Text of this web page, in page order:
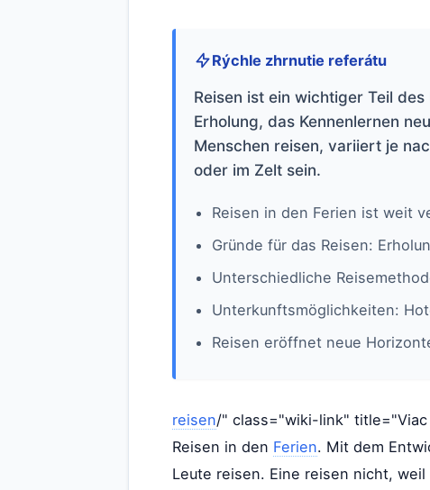
Rýchle zhrnutie referátu
Reisen ist ein wichtiger Teil
Erholung, das Kennenlernen
Menschen reisen, variiert je
oder im Zelt sein.
Reisen in den Ferien ist weit
Gründe für das Reisen:
Unterschiedliche
Unterkunftsmöglichkeiten:
Reisen eröffnet neue
reisen/" class="wiki-link" title="Viac
Reisen in den Ferien. Mit dem
Leute reisen. Eine reisen nicht,